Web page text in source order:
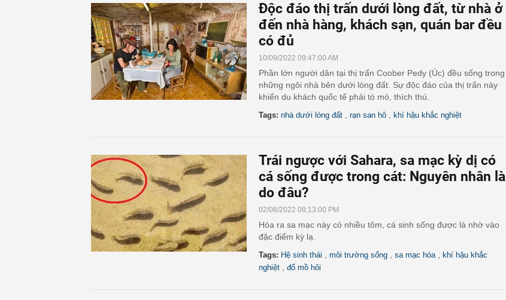
Độc đáo thị trấn dưới lòng đất, từ nhà ở
đến nhà hàng, khách sạn, quán bar đều
có đủ
10/09/2022 09:47:00 AM
Phần lớn người dân tại thị trấn Coober Pedy (Úc) đều sống trong
những ngôi nhà bên dưới lòng đất. Sự độc đáo của thị trấn này
khiến du khách quốc tế phải tò mò, thích thú.
Tags: nhà dưới lòng đất rạn san hô khí hậu khắc nghiệt
Trái ngược với Sahara, sa mạc kỳ dị có
cá sống được trong cát: Nguyên nhân là
do đâu?
02/08/2022 08:13:00 PM
Hóa ra sa mạc này có nhiều tôm, cá sinh sống được là nhờ vào
đặc điểm kỳ lạ.
Tags: Hệ sinh thái môi trường sống sa mạc hóa
khí hậu khắc
nghiệt
đổ mồ hôi